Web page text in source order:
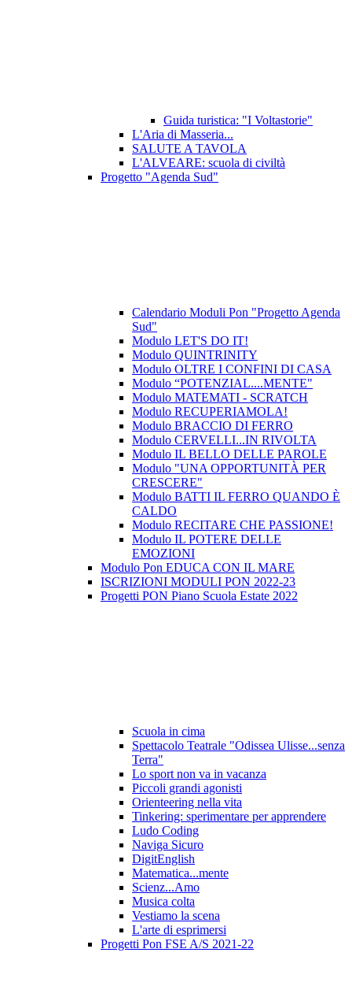
Guida turistica: "I Voltastorie"
L'Aria di Masseria...
SALUTE A TAVOLA
L'ALVEARE: scuola di civiltà
Progetto "Agenda Sud"
Calendario Moduli Pon "Progetto Agenda
Sud"
Modulo LET'S DO IT!
Modulo QUINTRINITY
Modulo OLTRE I CONFINI DI CASA
Modulo “POTENZIAL....MENTE"
Modulo MATEMATI - SCRATCH
Modulo RECUPERIAMOLA!
Modulo BRACCIO DI FERRO
Modulo CERVELLI...IN RIVOLTA
Modulo IL BELLO DELLE PAROLE
Modulo "UNA OPPORTUNITÀ PER
CRESCERE"
Modulo BATTI IL FERRO QUANDO È
CALDO
Modulo RECITARE CHE PASSIONE!
Modulo IL POTERE DELLE
EMOZIONI
Modulo Pon EDUCA CON IL MARE
ISCRIZIONI MODULI PON 2022-23
Progetti PON Piano Scuola Estate 2022
Scuola in cima
Spettacolo Teatrale "Odissea Ulisse...senza
Terra"
Lo sport non va in vacanza
Piccoli grandi agonisti
Orienteering nella vita
Tinkering: sperimentare per apprendere
Ludo Coding
Naviga Sicuro
DigitEnglish
Matematica...mente
Scienz...Amo
Musica colta
Vestiamo la scena
L'arte di esprimersi
Progetti Pon FSE A/S 2021-22